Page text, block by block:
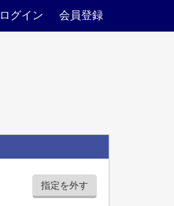
ログイン 会員登録
指定を外す